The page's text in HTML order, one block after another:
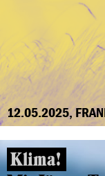
12.05.2025,
Klima!